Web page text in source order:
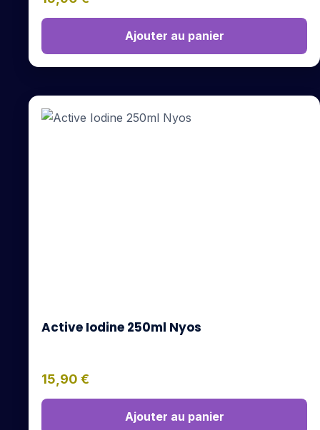
Ajouter au panier
Active Iodine 250ml Nyos
15,90 €
Ajouter au panier